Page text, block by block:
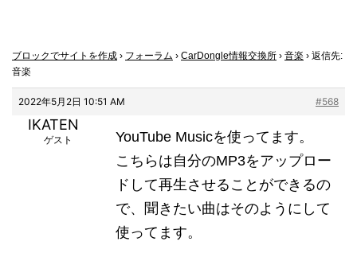
ブロックでサイトを作成 › フォーラム › CarDongle情報交換所 › 音楽 › 返信先:
音楽
2022年5月2日 10:51 AM #568
IKATEN
ゲスト
YouTube Musicを使ってます。
こちらは自分のMP3をアップロー
ドして再生させることができるの
で、聞きたい曲はそのようにして
使ってます。